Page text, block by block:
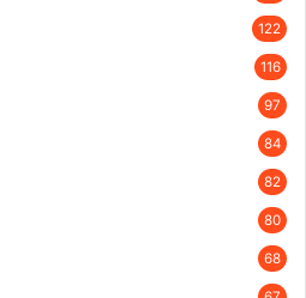
122
116
97
84
82
80
68